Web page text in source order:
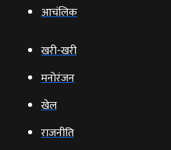
आचंलिक
खरी-खरी
मनोरंजन
खेल
राजनीति